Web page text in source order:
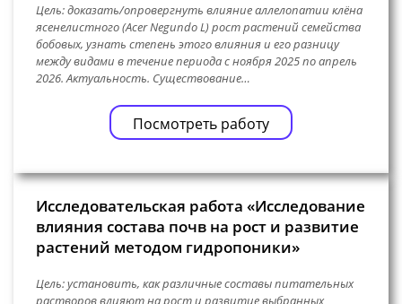
Цель: доказать/опровергнуть влияние аллелопатии клëна
ясенелистного (Acer Negundo L) рост растений семейства
бобовых, узнать степень этого влияния и его разницу
между видами в течение периода с ноября 2025 по апрель
2026. Актуальность. Существование…
Посмотреть работу
Исследовательская работа «Исследование
влияния состава почв на рост и развитие
растений методом гидропоники»
Цель: установить, как различные составы питательных
растворов влияют на рост и развитие выбранных